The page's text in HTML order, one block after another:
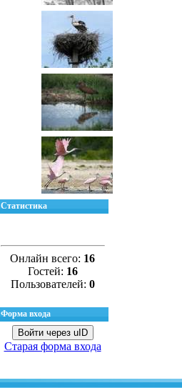
Статистика
Онлайн всего: 16
Гостей: 16
Пользователей: 0
Форма входа
Войти через uID
Старая форма входа